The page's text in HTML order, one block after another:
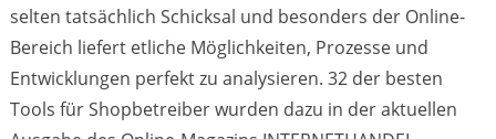
selten tatsächlich Schicksal und besonders der Online-
Bereich liefert etliche Möglichkeiten, Prozesse und
Entwicklungen perfekt zu analysieren. 32 der besten
Tools für Shopbetreiber wurden dazu in der aktuellen